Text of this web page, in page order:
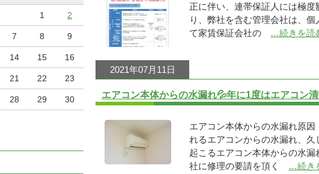
正に伴い、連帯保証人には極度
り、弊社を含む管理会社は、
て家賃保証会社の …続きを読
2021年07月11日
エアコン本体からの水漏れ💦年に1度はエアコン
エアコン本体からの水漏れ原
れるエアコンからの水漏れ、久
起こるエアコン本体からの水漏
社に修理の要請を頂く …続き
1 2
7 8 9
14 15 16
21 22 23
28 29 30